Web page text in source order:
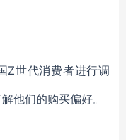
Z世代消费者进行调
他们的购买偏好。